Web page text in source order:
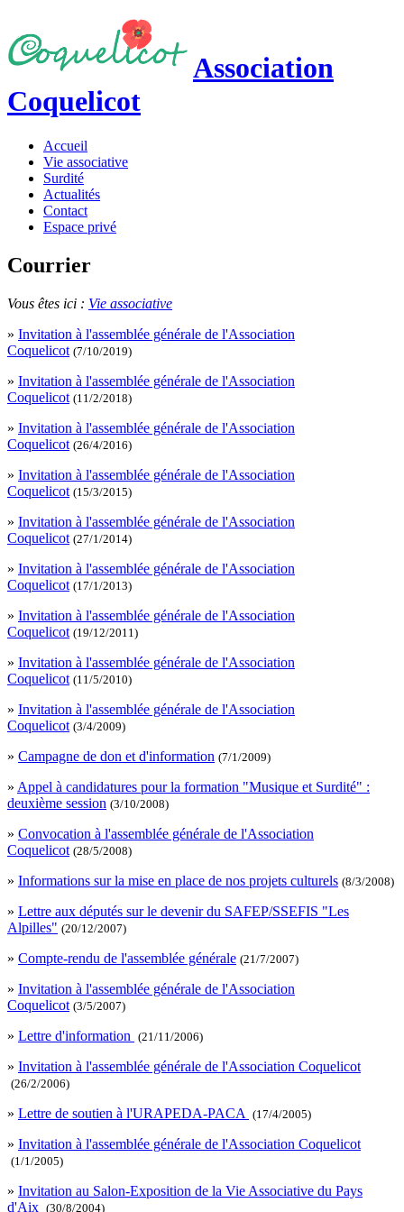
Association
Coquelicot
Accueil
Vie associative
Surdité
Actualités
Contact
Espace privé
Courrier
Vous êtes ici : Vie associative
» Invitation à l'assemblée générale de l'Association
Coquelicot (7/10/2019)
» Invitation à l'assemblée générale de l'Association
Coquelicot (11/2/2018)
» Invitation à l'assemblée générale de l'Association
Coquelicot (26/4/2016)
» Invitation à l'assemblée générale de l'Association
Coquelicot (15/3/2015)
» Invitation à l'assemblée générale de l'Association
Coquelicot (27/1/2014)
» Invitation à l'assemblée générale de l'Association
Coquelicot (17/1/2013)
» Invitation à l'assemblée générale de l'Association
Coquelicot (19/12/2011)
» Invitation à l'assemblée générale de l'Association
Coquelicot (11/5/2010)
» Invitation à l'assemblée générale de l'Association
Coquelicot (3/4/2009)
» Campagne de don et d'information (7/1/2009)
» Appel à candidatures pour la formation "Musique et Surdité" :
deuxième session (3/10/2008)
» Convocation à l'assemblée générale de l'Association
Coquelicot (28/5/2008)
» Informations sur la mise en place de nos projets culturels (8/3/2008)
» Lettre aux députés sur le devenir du SAFEP/SSEFIS "Les
Alpilles" (20/12/2007)
» Compte-rendu de l'assemblée générale (21/7/2007)
» Invitation à l'assemblée générale de l'Association
Coquelicot (3/5/2007)
» Lettre d'information (21/11/2006)
» Invitation à l'assemblée générale de l'Association Coquelicot
(26/2/2006)
» Lettre de soutien à l'URAPEDA-PACA (17/4/2005)
» Invitation à l'assemblée générale de l'Association Coquelicot
(1/1/2005)
» Invitation au Salon-Exposition de la Vie Associative du Pays
d'Aix (30/8/2004)